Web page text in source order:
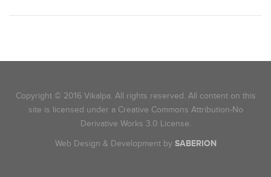
Copyright © 2016 Vikalpa. All rights reserved. All content on this
site is licensed under a Creative Commons Attribution-No
Derivative Works 3.0 License.
Web Design & Development by SABERION